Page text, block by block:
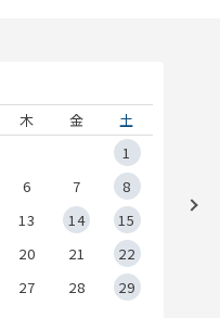
木 金
土
1
6 7
8
13 14
15
20 21
22
27 28
29